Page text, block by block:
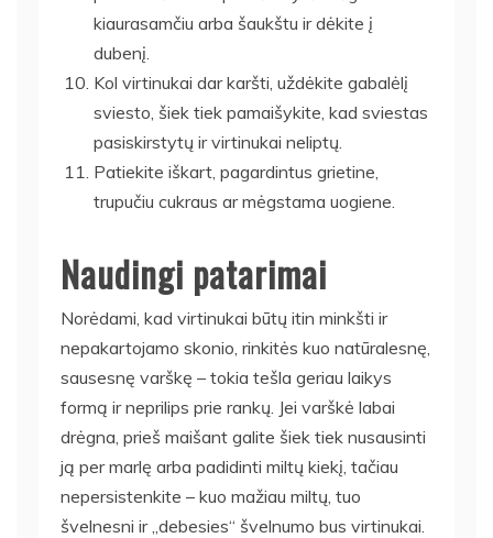
kiaurasamčiu arba šaukštu ir dėkite į
dubenį.
Kol virtinukai dar karšti, uždėkite gabalėlį
sviesto, šiek tiek pamaišykite, kad sviestas
pasiskirstytų ir virtinukai neliptų.
Patiekite iškart, pagardintus grietine,
trupučiu cukraus ar mėgstama uogiene.
Naudingi patarimai
Norėdami, kad virtinukai būtų itin minkšti ir
nepakartojamo skonio, rinkitės kuo natūralesnę,
sausesnę varškę – tokia tešla geriau laikys
formą ir neprilips prie rankų. Jei varškė labai
drėgna, prieš maišant galite šiek tiek nusausinti
ją per marlę arba padidinti miltų kiekį, tačiau
nepersistenkite – kuo mažiau miltų, tuo
švelnesni ir „debesies“ švelnumo bus virtinukai.